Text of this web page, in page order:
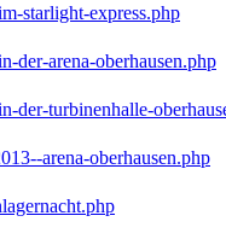
starlight-express.php
der-arena-oberhausen.php
der-turbinenhalle-
arena-oberhausen.php